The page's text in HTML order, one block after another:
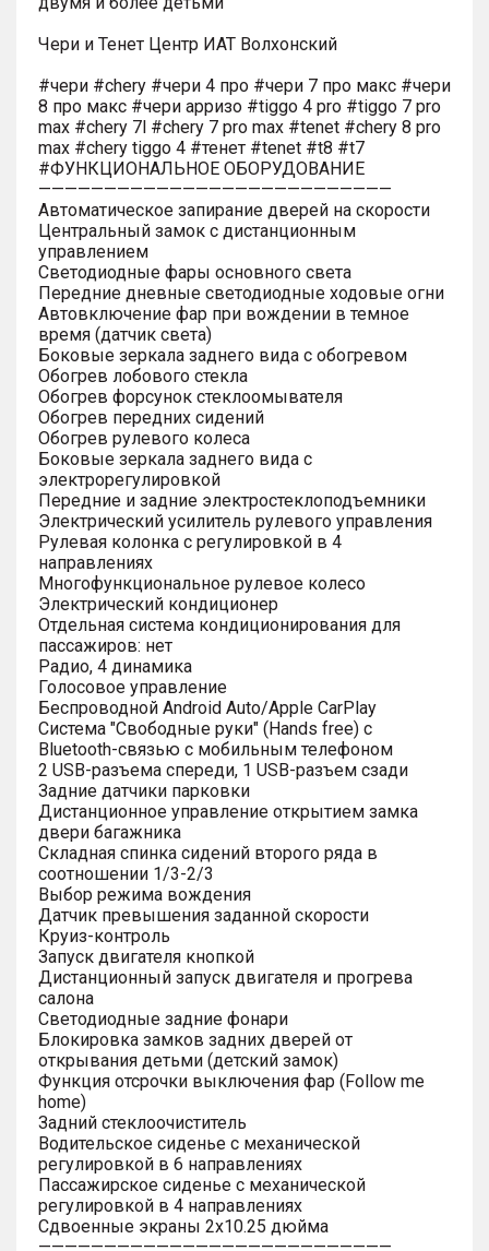
Чери и Тенет Центр ИАТ Волхонский
#чери #chery #чери 4 про #чери 7 про макс #чери
8 про макс #чери арризо #tiggo 4 pro #tiggo 7 pro
max #chery 7l #chery 7 pro max #tenet #chery 8 pro
max #chery tiggo 4 #тенет #tenet #t8 #t7
#ФУНКЦИОНАЛЬНОЕ ОБОРУДОВАНИЕ
———————————————————————————
Автоматическое запирание дверей на скорости
Центральный замок с дистанционным
управлением
Светодиодные фары основного света
Передние дневные светодиодные ходовые огни
Автовключение фар при вождении в темное
время (датчик света)
Боковые зеркала заднего вида с обогревом
Обогрев лобового стекла
Обогрев форсунок стеклоомывателя
Обогрев передних сидений
Обогрев рулевого колеса
Боковые зеркала заднего вида с
электрорегулировкой
Передние и задние электростеклоподъемники
Электрический усилитель рулевого управления
Рулевая колонка с регулировкой в 4
направлениях
Многофункциональное рулевое колесо
Электрический кондиционер
Отдельная система кондиционирования для
пассажиров: нет
Радио, 4 динамика
Голосовое управление
Беспроводной Android Auto/Apple CarPlay
Система "Свободные руки" (Hands free) с
Bluetooth-связью с мобильным телефоном
2 USB-разъема спереди, 1 USB-разъем сзади
Задние датчики парковки
Дистанционное управление открытием замка
двери багажника
Складная спинка сидений второго ряда в
соотношении 1/3-2/3
Выбор режима вождения
Датчик превышения заданной скорости
Круиз-контроль
Запуск двигателя кнопкой
Дистанционный запуск двигателя и прогрева
салона
Светодиодные задние фонари
Блокировка замков задних дверей от
открывания детьми (детский замок)
Функция отсрочки выключения фар (Follow me
home)
Задний стеклоочиститель
Водительское сиденье с механической
регулировкой в 6 направлениях
Пассажирское сиденье с механической
регулировкой в 4 направлениях
Сдвоенные экраны 2х10.25 дюйма
———————————————————————————